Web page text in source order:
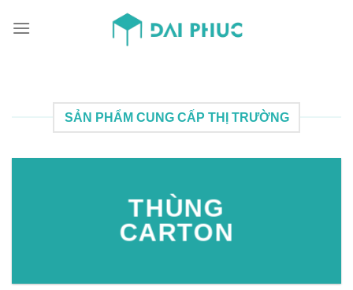
SẢN PHẨM CUNG CẤP THỊ TRƯỜNG
THÙNG
CARTON